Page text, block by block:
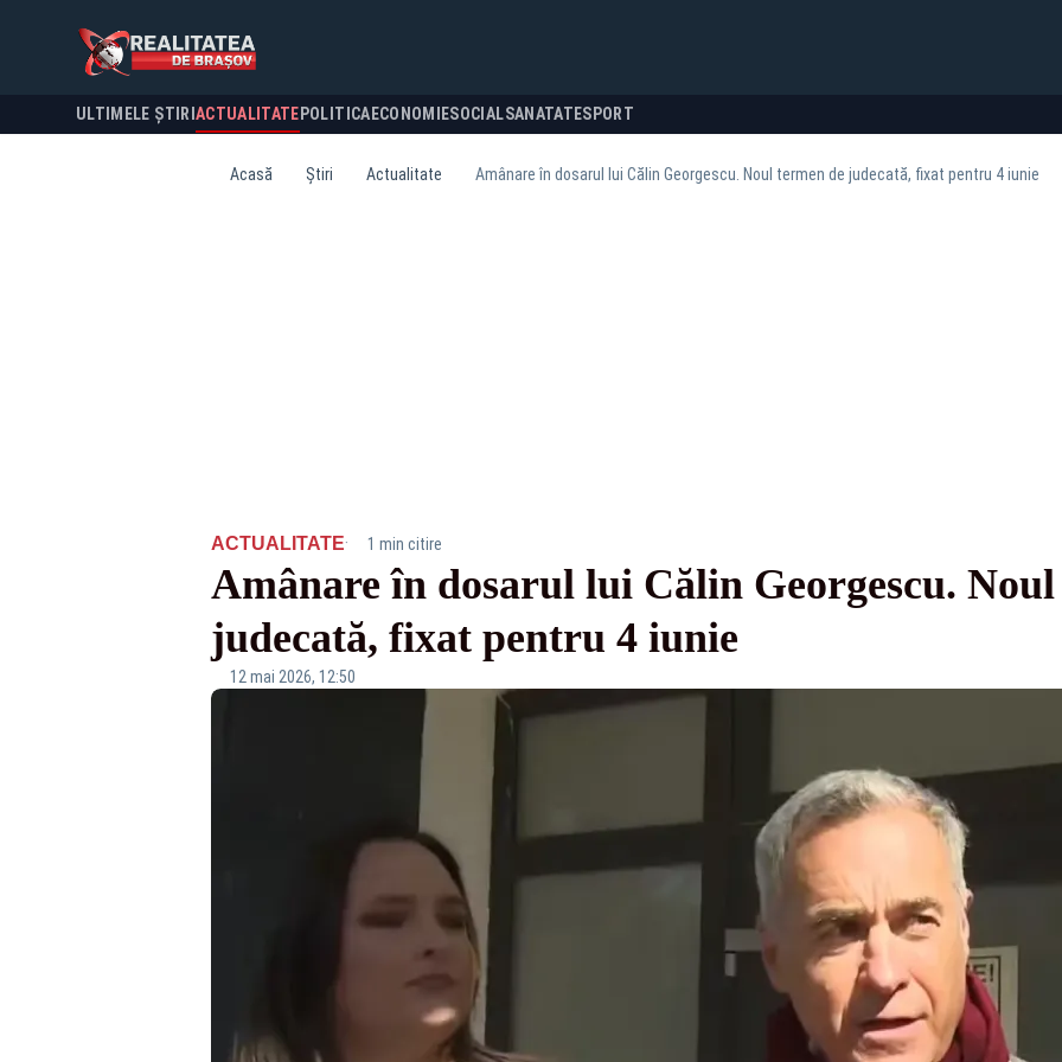
ULTIMELE ȘTIRI ACTUALITATE POLITICA ECONOMIESOCIALSANATATESPORT
Acasă Știri Actualitate Amânare în dosarul lui Călin Georgescu. Noul termen de judecată, fixat pentru 4 iunie
ACTUALITATE· 1 min citire
Amânare în dosarul lui Călin Georgescu.
judecată, fixat pentru 4 iunie
12 mai 2026, 12:50